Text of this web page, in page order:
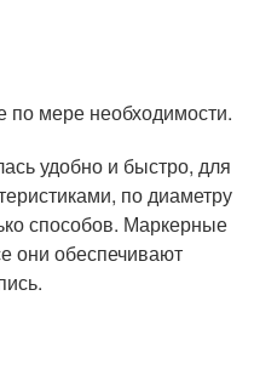
по мере необходимости.
удобно и быстро, для
по диаметру
способов. Маркерные
они обеспечивают